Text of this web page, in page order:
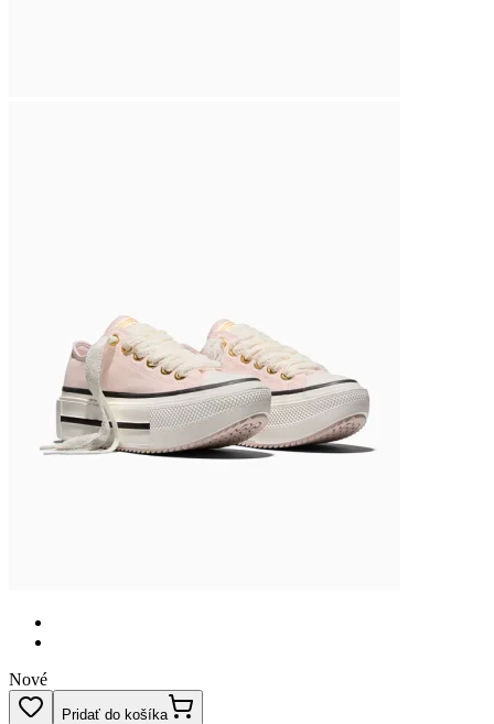
Nové
Pridať do košíka